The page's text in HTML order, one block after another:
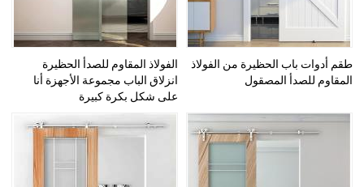
طقم أدوات باب الحظيرة من الفولاذ
المقاوم للصدأ المصقول
الفولاذ المقاوم للصدأ الحظيرة
انزلاق الباب مجموعة الأجهزة أنا
على شكل بكرة كبيرة